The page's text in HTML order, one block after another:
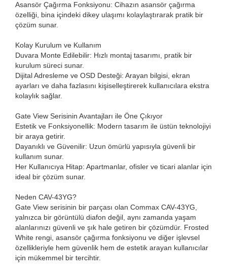
Asansör Çağırma Fonksiyonu: Cihazın asansör çağırma
özelliği, bina içindeki dikey ulaşımı kolaylaştırarak pratik bir
çözüm sunar.
Kolay Kurulum ve Kullanım
Duvara Monte Edilebilir: Hızlı montaj tasarımı, pratik bir
kurulum süreci sunar.
Dijital Adresleme ve OSD Desteği: Arayan bilgisi, ekran
ayarları ve daha fazlasını kişiselleştirerek kullanıcılara ekstra
kolaylık sağlar.
Gate View Serisinin Avantajları ile Öne Çıkıyor
Estetik ve Fonksiyonellik: Modern tasarım ile üstün teknolojiyi
bir araya getirir.
Dayanıklı ve Güvenilir: Uzun ömürlü yapısıyla güvenli bir
kullanım sunar.
Her Kullanıcıya Hitap: Apartmanlar, ofisler ve ticari alanlar için
ideal bir çözüm sunar.
Neden CAV-43YG?
Gate View serisinin bir parçası olan Commax CAV-43YG,
yalnızca bir görüntülü diafon değil, aynı zamanda yaşam
alanlarınızı güvenli ve şık hale getiren bir çözümdür. Frosted
White rengi, asansör çağırma fonksiyonu ve diğer işlevsel
özellikleriyle hem güvenlik hem de estetik arayan kullanıcılar
için mükemmel bir tercihtir.